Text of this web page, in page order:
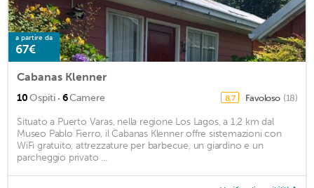
a partire da
67€
Cabanas Klenner
10Ospiti · 6Camere 8,7 Favoloso (18)
Situato a Puerto Varas, nella regione Los Lagos, a 1,2 km dal
Museo Pablo Fierro, il Cabanas Klenner offre sistemazioni con
WiFi gratuito, attrezzature per barbecue, un giardino e un
parcheggio privato ...